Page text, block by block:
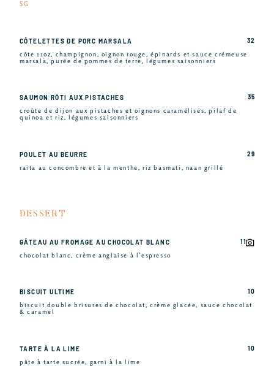
SG
CÔTELETTES DE PORC MARSALA
côte 11oz, champignon, oignon rouge, épinards et sauce crémeuse
marsala, purée de pommes de terre, légumes saisonniers
32
SAUMON RÔTI AUX PISTACHES
croûte de dijon aux pistaches et oignons caramélisés, pilaf de
quinoa et riz, légumes saisonniers
35
POULET AU BEURRE
raita au concombre et à la menthe, riz basmati, naan grillé
29
DESSERT
GÂTEAU AU FROMAGE AU CHOCOLAT BLANC
chocolat blanc, crème anglaise à l’espresso
11
BISCUIT ULTIME
biscuit double brisures de chocolat, crème glacée, sauce chocolat
& caramel
10
TARTE À LA LIME
pâte à tarte sucrée, garni à la lime
10